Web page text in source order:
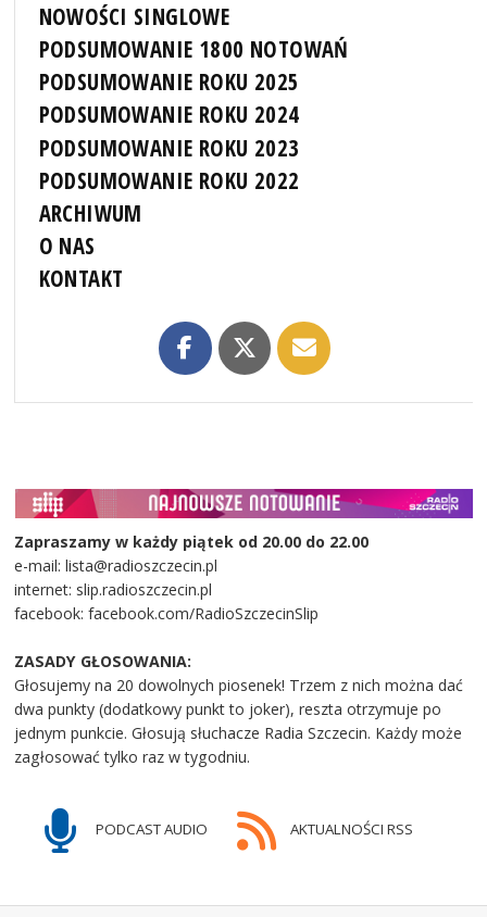
NOWOŚCI SINGLOWE
PODSUMOWANIE 1800 NOTOWAŃ
PODSUMOWANIE ROKU 2025
PODSUMOWANIE ROKU 2024
PODSUMOWANIE ROKU 2023
PODSUMOWANIE ROKU 2022
ARCHIWUM
O NAS
KONTAKT
Zapraszamy w każdy piątek od 20.00 do 22.00
e-mail: lista@radioszczecin.pl
internet: slip.radioszczecin.pl
facebook: facebook.com/RadioSzczecinSlip
ZASADY GŁOSOWANIA:
Głosujemy na 20 dowolnych piosenek! Trzem z nich można dać
dwa punkty (dodatkowy punkt to joker), reszta otrzymuje po
jednym punkcie. Głosują słuchacze Radia Szczecin. Każdy może
zagłosować tylko raz w tygodniu.
PODCAST AUDIO AKTUALNOŚCI RSS